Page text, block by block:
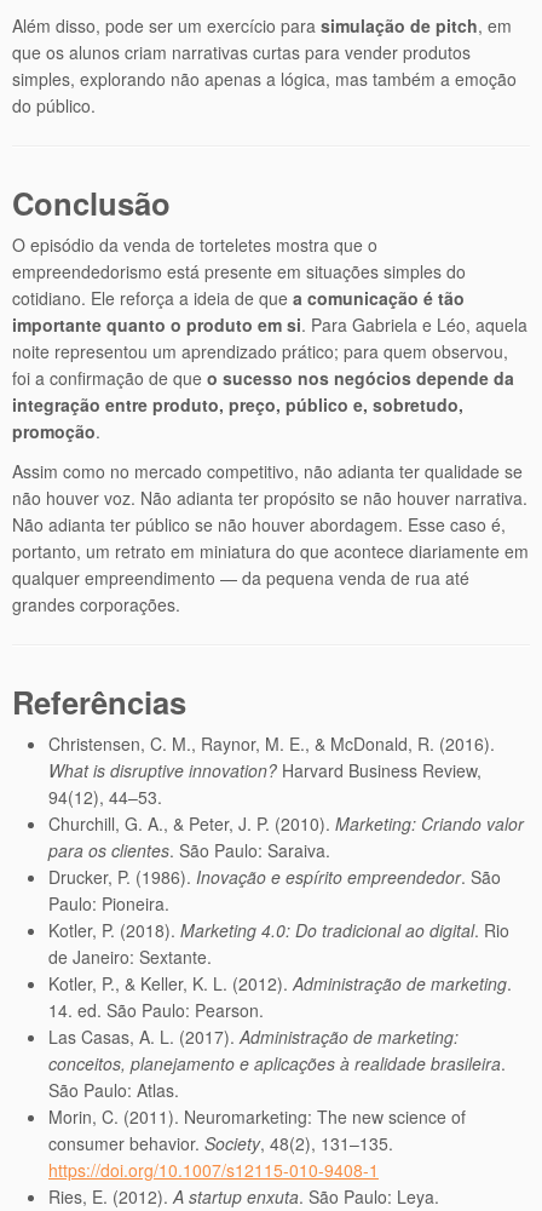
Além disso, pode ser um exercício para simulação de pitch, em
que os alunos criam narrativas curtas para vender produtos
simples, explorando não apenas a lógica, mas também a emoção
do público.
Conclusão
O episódio da venda de torteletes mostra que o
empreendedorismo está presente em situações simples do
cotidiano. Ele reforça a ideia de que a comunicação é tão
importante quanto o produto em si. Para Gabriela e Léo, aquela
noite representou um aprendizado prático; para quem observou,
foi a confirmação de que o sucesso nos negócios depende da
integração entre produto, preço, público e, sobretudo,
promoção.
Assim como no mercado competitivo, não adianta ter qualidade se
não houver voz. Não adianta ter propósito se não houver narrativa.
Não adianta ter público se não houver abordagem. Esse caso é,
portanto, um retrato em miniatura do que acontece diariamente em
qualquer empreendimento — da pequena venda de rua até
grandes corporações.
Referências
Christensen, C. M., Raynor, M. E., & McDonald, R. (2016).
What is disruptive innovation? Harvard Business Review,
94(12), 44–53.
Churchill, G. A., & Peter, J. P. (2010). Marketing: Criando valor
para os clientes. São Paulo: Saraiva.
Drucker, P. (1986). Inovação e espírito empreendedor. São
Paulo: Pioneira.
Kotler, P. (2018). Marketing 4.0: Do tradicional ao digital. Rio
de Janeiro: Sextante.
Kotler, P., & Keller, K. L. (2012).Administração de marketing.
14. ed. São Paulo: Pearson.
Las Casas, A. L. (2017).Administração de marketing:
conceitos, planejamento e aplicações à realidade brasileira.
São Paulo: Atlas.
Morin, C. (2011). Neuromarketing: The new science of
consumer behavior. Society, 48(2), 131–135.
https://doi.org/10.1007/s12115-010-9408-1
Ries, E. (2012).A startup enxuta. São Paulo: Leya.